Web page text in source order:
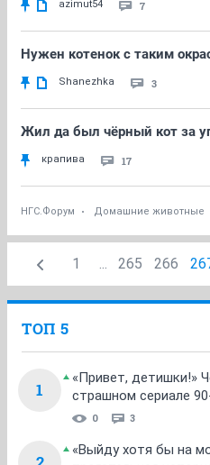
azimut54 7
Нужен котенок с таким
Shanezhka 3
Жил да был чёрный кот за
крапива 17
НГС.Форум Домашние животные
1 ... 265 266
ТОП 5
1
«Привет, детишки!»
страшном сериале
0 3
«Выйду хотя бы на